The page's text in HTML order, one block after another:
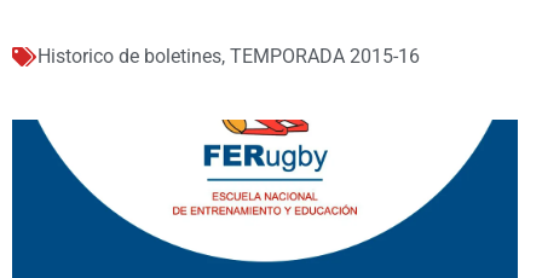
Historico de boletines, TEMPORADA 2015-16